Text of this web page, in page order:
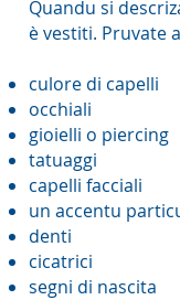
Quandu si
è vestiti. Pruvate
culore di capelli
occhiali
gioielli o piercing
tatuaggi
capelli facciali
un accentu
denti
cicatrici
segni di nascita